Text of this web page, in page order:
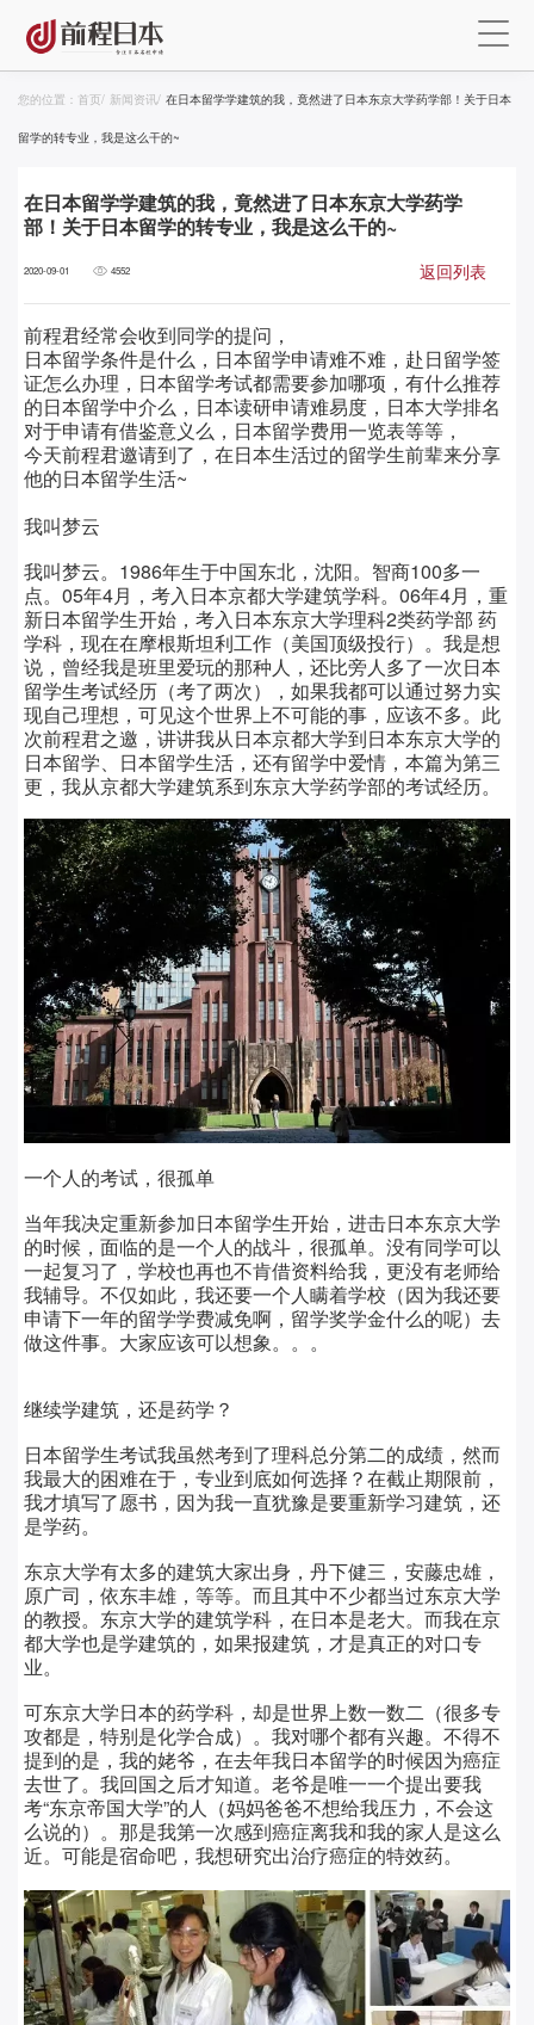
您的位置： 首页/ 新闻资讯/ 在日本留学学建筑的我，竟然进了日本东京大学药学部！关于日本
留学的转专业，我是这么干的~
在日本留学学建筑的我，竟然进了日本东京大学药学
部！关于日本留学的转专业，我是这么干的~
2020-09-01 4552 返回列表
前程君经常会收到同学的提问，
日本留学条件是什么，日本留学申请难不难，赴日留学签
证怎么办理，日本留学考试都需要参加哪项，有什么推荐
的日本留学中介么，日本读研申请难易度，日本大学排名
对于申请有借鉴意义么，日本留学费用一览表等等，
今天前程君邀请到了，在日本生活过的留学生前辈来分享
他的日本留学生活~
我叫梦云
我叫梦云。1986年生于中国东北，沈阳。智商100多一
点。05年4月，考入日本京都大学建筑学科。06年4月，重
新日本留学生开始，考入日本东京大学理科2类药学部 药
学科，现在在摩根斯坦利工作（美国顶级投行）。我是想
说，曾经我是班里爱玩的那种人，还比旁人多了一次日本
留学生考试经历（考了两次），如果我都可以通过努力实
现自己理想，可见这个世界上不可能的事，应该不多。此
次前程君之邀，讲讲我从日本京都大学到日本东京大学的
日本留学、日本留学生活，还有留学中爱情，本篇为第三
更，我从京都大学建筑系到东京大学药学部的考试经历。
一个人的考试，很孤单
当年我决定重新参加日本留学生开始，进击日本东京大学
的时候，面临的是一个人的战斗，很孤单。没有同学可以
一起复习了，学校也再也不肯借资料给我，更没有老师给
我辅导。不仅如此，我还要一个人瞒着学校（因为我还要
申请下一年的留学学费减免啊，留学奖学金什么的呢）去
做这件事。大家应该可以想象。。。
继续学建筑，还是药学？
日本留学生考试我虽然考到了理科总分第二的成绩，然而
我最大的困难在于，专业到底如何选择？在截止期限前，
我才填写了愿书，因为我一直犹豫是要重新学习建筑，还
是学药。
东京大学有太多的建筑大家出身，丹下健三，安藤忠雄，
原广司，依东丰雄，等等。而且其中不少都当过东京大学
的教授。东京大学的建筑学科，在日本是老大。而我在京
都大学也是学建筑的，如果报建筑，才是真正的对口专
业。
可东京大学日本的药学科，却是世界上数一数二（很多专
攻都是，特别是化学合成）。我对哪个都有兴趣。不得不
提到的是，我的姥爷，在去年我日本留学的时候因为癌症
去世了。我回国之后才知道。老爷是唯一一个提出要我
考“东京帝国大学”的人（妈妈爸爸不想给我压力，不会这
么说的）。那是我第一次感到癌症离我和我的家人是这么
近。可能是宿命吧，我想研究出治疗癌症的特效药。